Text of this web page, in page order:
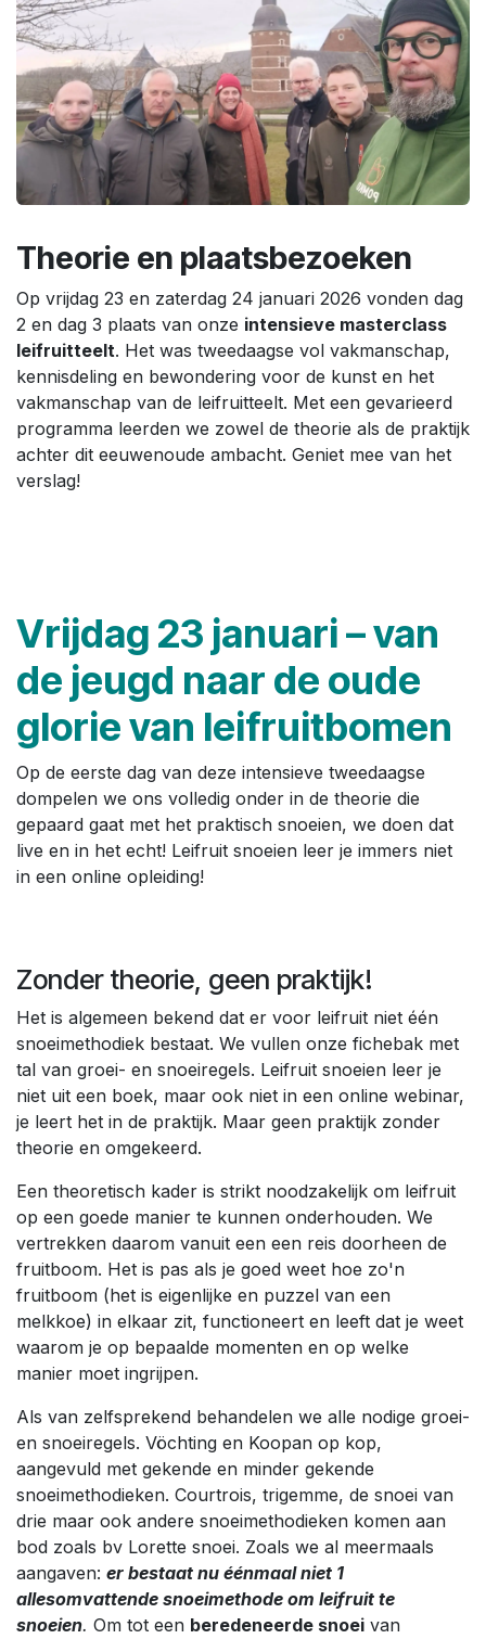
Theorie en plaatsbezoeken
Op vrijdag 23 en zaterdag 24 januari 2026 vonden dag
2 en dag 3 plaats van onze intensieve masterclass
leifruitteelt. Het was tweedaagse vol vakmanschap,
kennisdeling en bewondering voor de kunst en het
vakmanschap van de leifruitteelt. Met een gevarieerd
programma leerden we zowel de theorie als de praktijk
achter dit eeuwenoude ambacht. Geniet mee van het
verslag!
Vrijdag 23 januari – van
de jeugd naar de oude
glorie van leifruitbomen
Op de eerste dag van deze intensieve tweedaagse
dompelen we ons volledig onder in de theorie die
gepaard gaat met het praktisch snoeien, we doen dat
live en in het echt! Leifruit snoeien leer je immers niet
in een online opleiding!
Zonder theorie, geen praktijk!
Het is algemeen bekend dat er voor leifruit niet één
snoeimethodiek bestaat. We vullen onze fichebak met
tal van groei- en snoeiregels. Leifruit snoeien leer je
niet uit een boek, maar ook niet in een online webinar,
je leert het in de praktijk. Maar geen praktijk zonder
theorie en omgekeerd.
Een theoretisch kader is strikt noodzakelijk om leifruit
op een goede manier te kunnen onderhouden. We
vertrekken daarom vanuit een een reis doorheen de
fruitboom. Het is pas als je goed weet hoe zo'n
fruitboom (het is eigenlijke en puzzel van een
melkkoe) in elkaar zit, functioneert en leeft dat je weet
waarom je op bepaalde momenten en op welke
manier moet ingrijpen.
Als van zelfsprekend behandelen we alle nodige groei-
en snoeiregels. Vöchting en Koopan op kop,
aangevuld met gekende en minder gekende
snoeimethodieken. Courtrois, trigemme, de snoei van
drie maar ook andere snoeimethodieken komen aan
bod zoals bv Lorette snoei. Zoals we al meermaals
aangaven: er bestaat nu éénmaal niet 1
allesomvattende snoeimethode om leifruit te
snoeien. Om tot een beredeneerde snoei van